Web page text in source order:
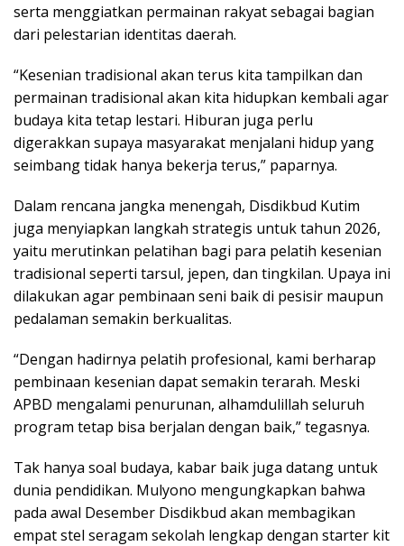
serta menggiatkan permainan rakyat sebagai bagian
dari pelestarian identitas daerah.
“Kesenian tradisional akan terus kita tampilkan dan
permainan tradisional akan kita hidupkan kembali agar
budaya kita tetap lestari. Hiburan juga perlu
digerakkan supaya masyarakat menjalani hidup yang
seimbang tidak hanya bekerja terus,” paparnya.
Dalam rencana jangka menengah, Disdikbud Kutim
juga menyiapkan langkah strategis untuk tahun 2026,
yaitu merutinkan pelatihan bagi para pelatih kesenian
tradisional seperti tarsul, jepen, dan tingkilan. Upaya ini
dilakukan agar pembinaan seni baik di pesisir maupun
pedalaman semakin berkualitas.
“Dengan hadirnya pelatih profesional, kami berharap
pembinaan kesenian dapat semakin terarah. Meski
APBD mengalami penurunan, alhamdulillah seluruh
program tetap bisa berjalan dengan baik,” tegasnya.
Tak hanya soal budaya, kabar baik juga datang untuk
dunia pendidikan. Mulyono mengungkapkan bahwa
pada awal Desember Disdikbud akan membagikan
empat stel seragam sekolah lengkap dengan starter kit